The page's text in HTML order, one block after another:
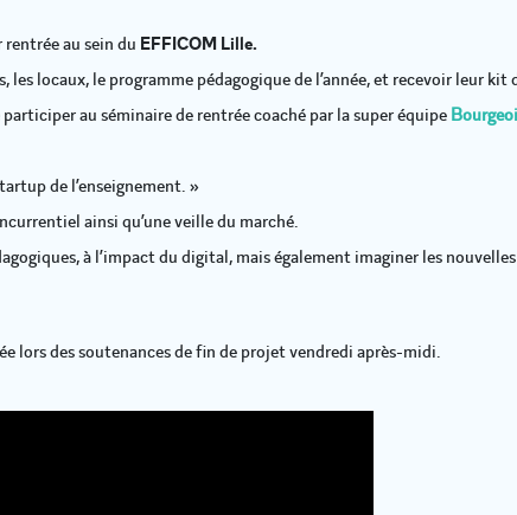
au sein du EFFICOM Lille.
locaux, le programme pédagogique de l’année, et recevoir leur kit
au séminaire de rentrée coaché par la super équipe
de l’enseignement. »
ainsi qu’une veille du marché.
à l’impact du digital, mais également imaginer les
lors des soutenances de fin de projet vendredi après-midi.